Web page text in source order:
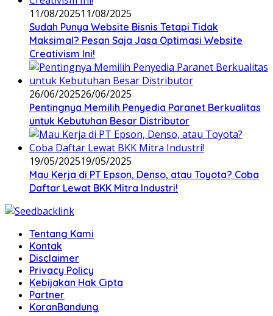
11/08/202511/08/2025
Sudah Punya Website Bisnis Tetapi Tidak
Maksimal? Pesan Saja Jasa Optimasi Website
Creativism Ini!
26/06/202526/06/2025
Pentingnya Memilih Penyedia Paranet Berkualitas
untuk Kebutuhan Besar Distributor
19/05/202519/05/2025
Mau Kerja di PT Epson, Denso, atau Toyota? Coba
Daftar Lewat BKK Mitra Industri!
Tentang Kami
Kontak
Disclaimer
Privacy Policy
Kebijakan Hak Cipta
Partner
KoranBandung